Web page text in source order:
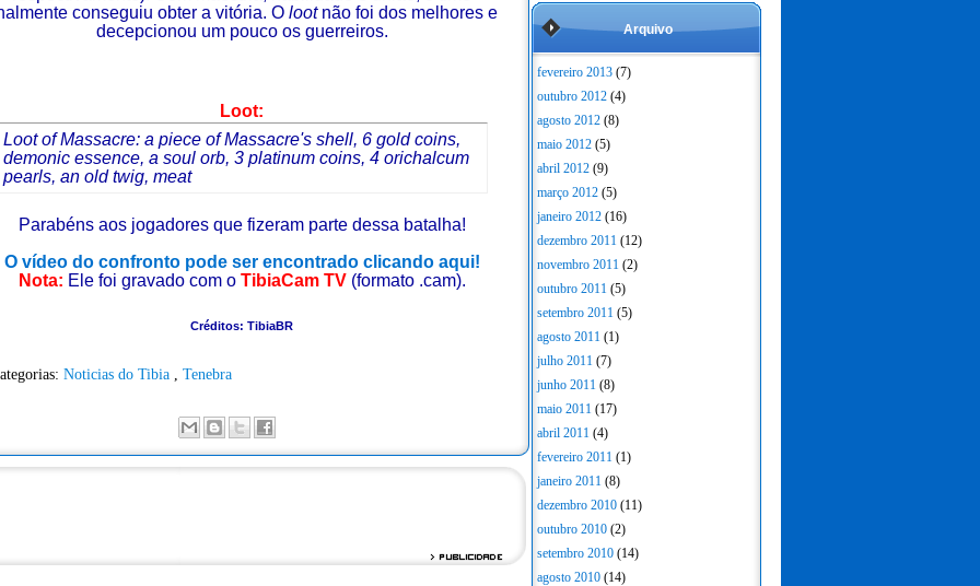
conseguiu obter a vitória. O lootnão foi dos melhores e
decepcionou um pouco os guerreiros.
Loot:
Loot of Massacre: a piece of Massacre's shell, 6 gold coins,
demonic essence, a soul orb, 3 platinum coins, 4 orichalcum
pearls, an old twig, meat
Parabéns aos jogadores que fizeram parte dessa batalha!
O vídeo do confronto pode ser encontrado clicando aqui!
Nota: Ele foi gravado com o TibiaCam TV(formato .cam).
Créditos: TibiaBR
Noticias do Tibia Tenebra
Arquivo
fevereiro 2013 (7)
outubro 2012 (4)
agosto 2012 (8)
maio 2012 (5)
abril 2012 (9)
março 2012 (5)
janeiro 2012 (16)
dezembro 2011 (12)
novembro 2011 (2)
outubro 2011 (5)
setembro 2011 (5)
agosto 2011 (1)
julho 2011 (7)
junho 2011 (8)
maio 2011 (17)
abril 2011 (4)
fevereiro 2011 (1)
janeiro 2011 (8)
dezembro 2010 (11)
outubro 2010 (2)
setembro 2010 (14)
agosto 2010 (14)